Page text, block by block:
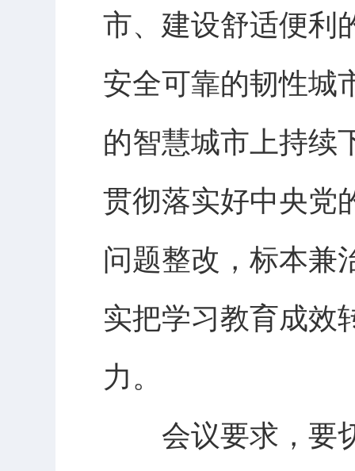
市、建设舒适便利
安全可靠的韧性城
的智慧城市上持续
贯彻落实好中央党
问题整改，标本兼
实把学习教育成效
力。
会议要求，要切